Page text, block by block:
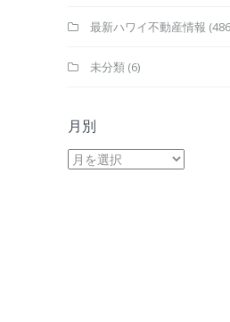
最新ハワイ不動産情報
未分類 (6)
月別
月
別